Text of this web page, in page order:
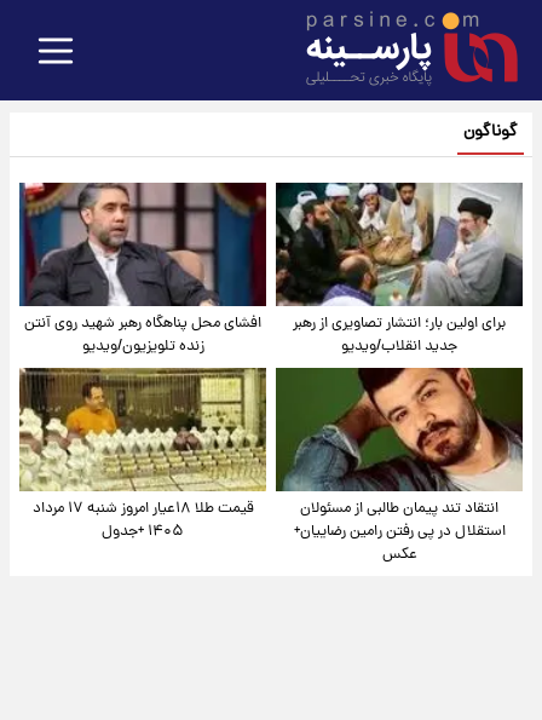
گوناگون
برای اولین بار؛ انتشار تصاویری از رهبر
جدید انقلاب/ویدیو
افشای محل پناهگاه‌ رهبر شهید روی آنتن
زنده تلویزیون/ویدیو
انتقاد تند پیمان طالبی از مسئولان
استقلال در پی رفتن رامین رضاییان+
عکس
قیمت طلا ۱۸عیار امروز شنبه ۱۷ مرداد
۱۴۰۵ +جدول